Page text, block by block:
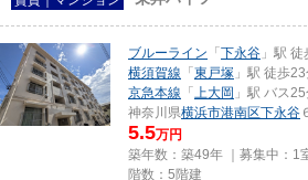
ブルーライン 「 下永谷 」駅
横須賀線 「 東戸塚 」駅 徒歩
京急本線 「 上大岡 」駅 バス
神奈川県横浜市港南区下永谷
5.5万円
築年数：築49年 ｜募集中： 1
階数：5階建